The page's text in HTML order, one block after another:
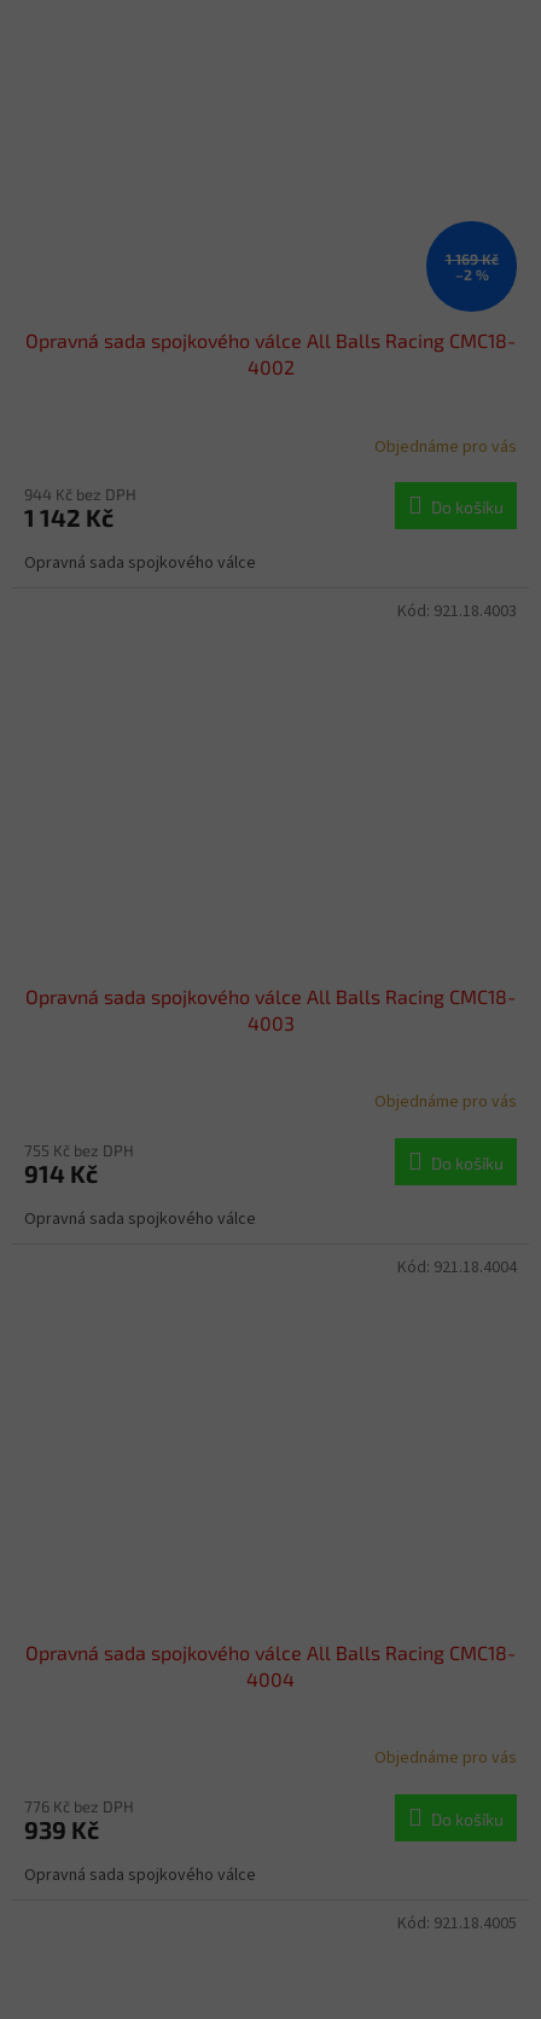
1 169 Kč
–2 %
Opravná sada spojkového válce All Balls Racing CMC18-
4002
Objednáme pro vás
944 Kč bez DPH
1 142 Kč Do košíku
Opravná sada spojkového válce
Opravná sada spojkového válce All Balls Racing CMC18-
4003
Objednáme pro vás
755 Kč bez DPH
914 Kč Do košíku
Opravná sada spojkového válce
Kód: 921.18.4003
Opravná sada spojkového válce All Balls Racing CMC18-
4004
Objednáme pro vás
776 Kč bez DPH
939 Kč Do košíku
Opravná sada spojkového válce
Kód: 921.18.4004
Kód: 921.18.4005